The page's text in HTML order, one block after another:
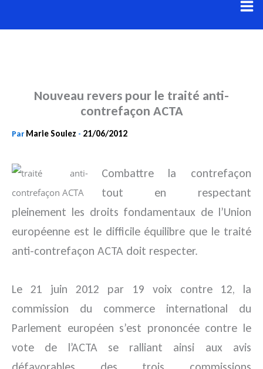
au
Nouveau revers pour le traité anti-
contrefaçon ACTA
Par Marie Soulez - 21/06/2012
Combattre la contrefaçon
tout en respectant
pleinement les droits fondamentaux de l’Union
européenne est le difficile équilibre que le traité
anti-contrefaçon ACTA doit respecter.
Le 21 juin 2012 par 19 voix contre 12, la
commission du commerce international du
Parlement européen s’est prononcée contre le
vote de l’ACTA se ralliant ainsi aux avis